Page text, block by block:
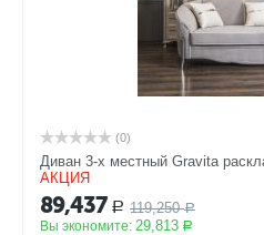
(0)
Диван 3-х местный Gravita
АКЦИЯ
89,437 Р 119,250 Р
Вы экономите: 29,813 Р